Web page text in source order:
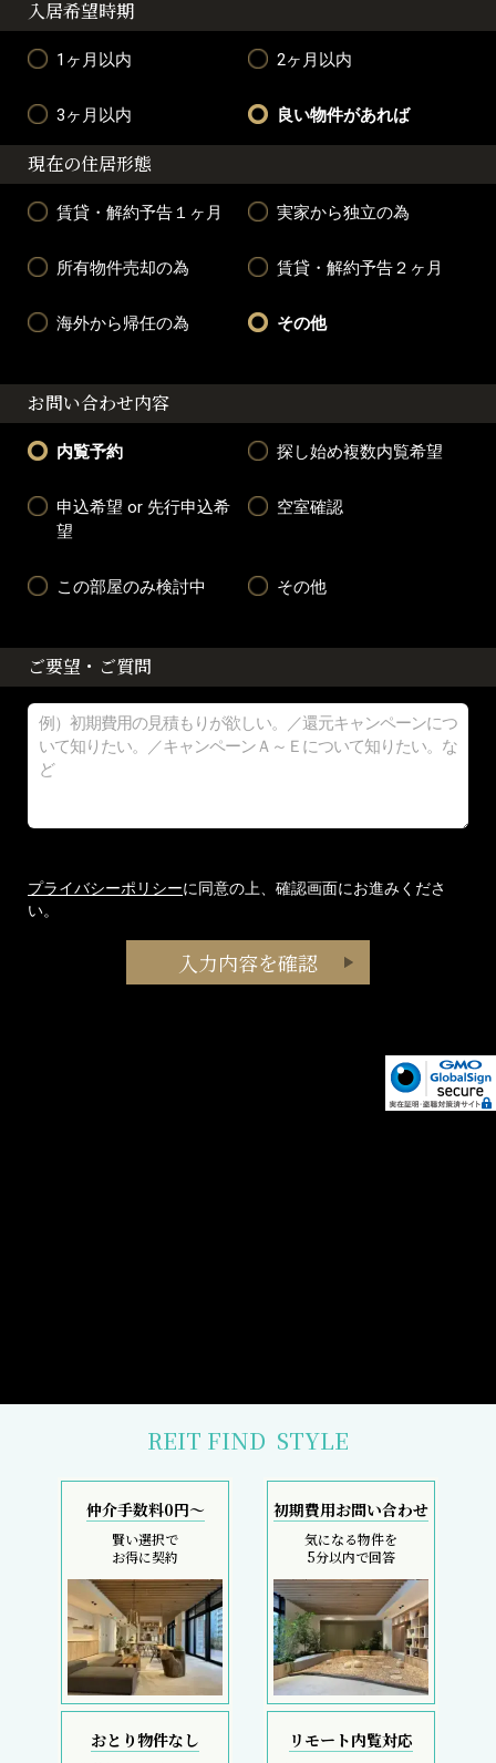
入居希望時期
1ヶ月以内 2ヶ月以内
3ヶ月以内 良い物件があれば
現在の住居形態
賃貸・解約予告１ヶ月 実家から独立の為
所有物件売却の為 賃貸・解約予告２ヶ月
海外から帰任の為 その他
お問い合わせ内容
内覧予約 探し始め複数内覧希望
申込希望 or 先行申込希
望
空室確認
この部屋のみ検討中 その他
ご要望・ご質問
プライバシーポリシーに同意の上、確認画面にお進みくださ
い。
REIT FIND STYLE
仲介手数料0円～
賢い選択で
お得に契約
初期費用お問い合わせ
気になる物件を
5分以内で回答
おとり物件なし リモート内覧対応